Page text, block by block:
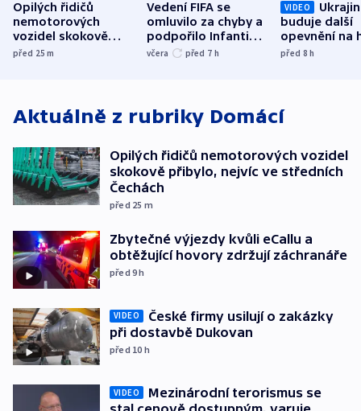
Opilých řidičů
nemotorových
vozidel skokově
přibylo, nejvíc ve
před 25m
Vedení FIFA se
omluvilo za chyby a
podpořilo Infantina.
UEFA trvá na
včera před 7 h
VIDEO
buduje další
opevnění na
s Běloruskem
před 8h
Aktuálně z rubriky Domácí
Opilých řidičů nemotorových vozidel
skokově přibylo, nejvíc ve středních
Čechách
před 25 m
Zbytečné výjezdy kvůli eCallu a
obtěžující hovory zdržují záchranáře
před 9h
VIDEO
České firmy usilují o zakázky
při dostavbě Dukovan
před 10 h
VIDEO
Mezinárodní terorismus se